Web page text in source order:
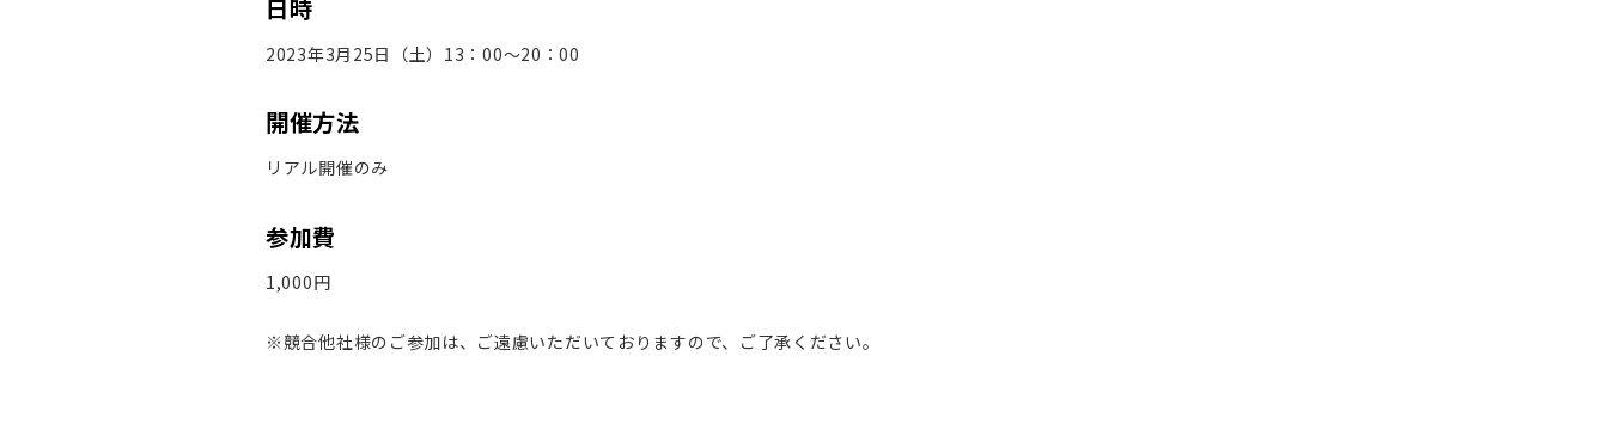
日時
2023年3月25日（土）13：00～20：00
開催方法
リアル開催のみ
参加費
1,000円
※競合他社様のご参加は、ご遠慮いただいておりますので、ご了承ください。